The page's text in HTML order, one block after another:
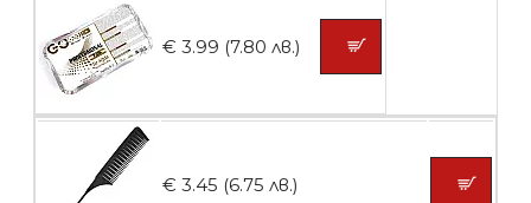
€ 3.99 (7.80 лв.)
€ 3.45 (6.75 лв.)